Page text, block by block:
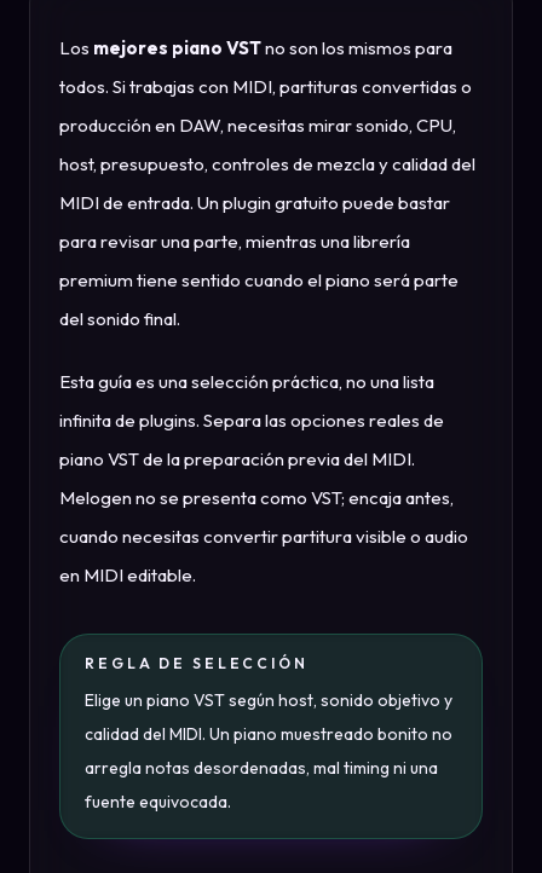
Los mejores piano VSTno son los mismos para
todos. Si trabajas con MIDI, partituras convertidas o
producción en DAW, necesitas mirar sonido, CPU,
host, presupuesto, controles de mezcla y calidad del
MIDI de entrada. Un plugin gratuito puede bastar
para revisar una parte, mientras una librería
premium tiene sentido cuando el piano será parte
del sonido final.
Esta guía es una selección práctica, no una lista
infinita de plugins. Separa las opciones reales de
piano VST de la preparación previa del MIDI.
Melogen no se presenta como VST; encaja antes,
cuando necesitas convertir partitura visible o audio
en MIDI editable.
REGLA DE SELECCIÓN
Elige un piano VST según host, sonido objetivo y
calidad del MIDI. Un piano muestreado bonito no
arregla notas desordenadas, mal timing ni una
fuente equivocada.